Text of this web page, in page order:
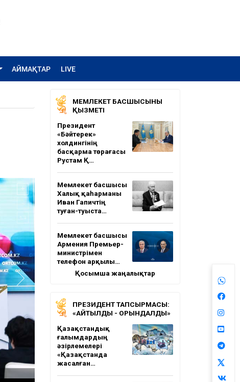
АЙМАҚТАР LIVE
МЕМЛЕКЕТ БАСШЫСЫНЫҢ
ҚЫЗМЕТІ
Президент
«Бәйтерек»
холдингінің
басқарма төрағасы
Рустам Қ…
Мемлекет басшысы
Халық қаһарманы
Иван Гапичтің
туған-туыста…
Мемлекет басшысы
Армения Премьер-
министрімен
телефон арқылы…
Қосымша жаңалықтар
ПРЕЗИДЕНТ ТАПСЫРМАСЫ:
«АЙТЫЛДЫ - ОРЫНДАЛДЫ»
Қазақстандық
ғалымдардың
әзірлемелері
«Қазақстанда
жасалған…